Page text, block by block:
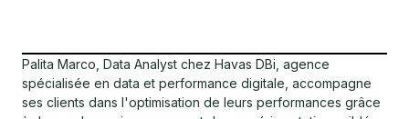
Palita Marco, Data Analyst chez Havas DBi, agence
spécialisée en data et performance digitale, accompagne
ses clients dans l'optimisation de leurs performances grâce